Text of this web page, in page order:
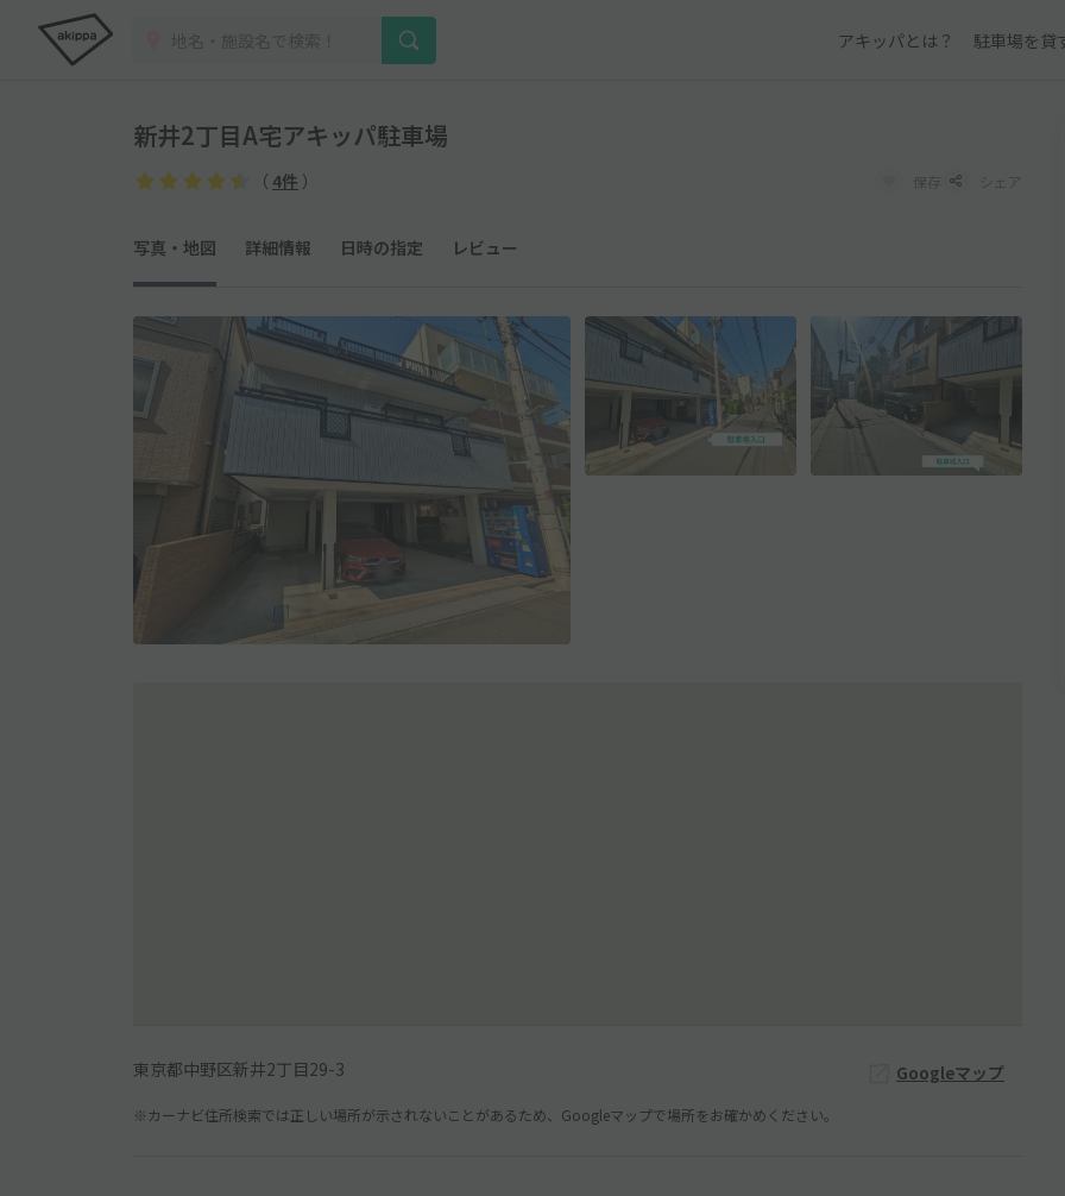
アキッパとは？ 駐車場を貸
新井2丁目A宅アキッパ駐車場
（ 4件 ） 保存 シェア
写真・地図 詳細情報 日時の指定 レビュー
東京都中野区新井2丁目29-3 Googleマップ
※カーナビ住所検索では正しい場所が示されないことがあるため、Googleマップで場所をお確かめください。